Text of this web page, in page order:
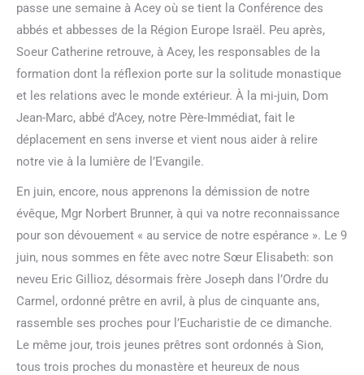
passe une semaine à Acey où se tient la Conférence des
abbés et abbesses de la Région Europe Israël. Peu après,
Soeur Catherine retrouve, à Acey, les responsables de la
formation dont la réflexion porte sur la solitude monastique
et les relations avec le monde extérieur. À la mi-juin, Dom
Jean-Marc, abbé d’Acey, notre Père-Immédiat, fait le
déplacement en sens inverse et vient nous aider à relire
notre vie à la lumière de l’Evangile.
En juin, encore, nous apprenons la démission de notre
évêque, Mgr Norbert Brunner, à qui va notre reconnaissance
pour son dévouement « au service de notre espérance ». Le 9
juin, nous sommes en fête avec notre Sœur Elisabeth: son
neveu Eric Gillioz, désormais frère Joseph dans l’Ordre du
Carmel, ordonné prêtre en avril, à plus de cinquante ans,
rassemble ses proches pour l’Eucharistie de ce dimanche.
Le même jour, trois jeunes prêtres sont ordonnés à Sion,
tous trois proches du monastère et heureux de nous